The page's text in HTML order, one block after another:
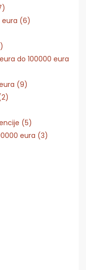
eura (6)
do 100000 eura
(9)
(5)
eura (3)